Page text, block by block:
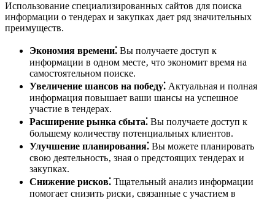
Использование специализированных сайтов для поиска
информации о тендерах и закупках дает ряд значительных
преимуществ.
Экономия времени⁚ Вы получаете доступ к
информации в одном месте‚ что экономит время на
самостоятельном поиске.
Увеличение шансов на победу⁚ Актуальная и полная
информация повышает ваши шансы на успешное
участие в тендерах.
Расширение рынка сбыта⁚ Вы получаете доступ к
большему количеству потенциальных клиентов.
Улучшение планирования⁚ Вы можете планировать
свою деятельность‚ зная о предстоящих тендерах и
закупках.
Снижение рисков⁚ Тщательный анализ информации
помогает снизить риски‚ связанные с участием в